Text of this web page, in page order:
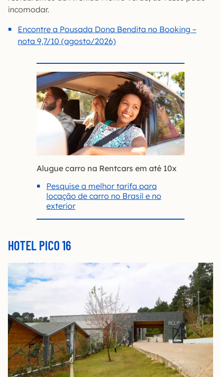
incomodar.
Encontre a Pousada Dona Bendita no Booking –
nota 9,7/10 (agosto/2026)
Alugue carro na Rentcars em até 10x
Pesquise a melhor tarifa para
locação de carro no Brasil e no
exterior
HOTEL PICO 16